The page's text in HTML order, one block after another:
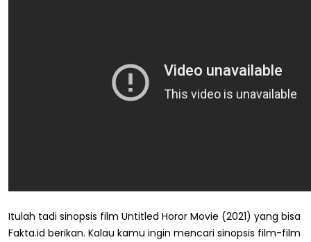
Itulah tadi sinopsis film Untitled Horor Movie (2021) yang bisa
Fakta.id berikan. Kalau kamu ingin mencari sinopsis film-film